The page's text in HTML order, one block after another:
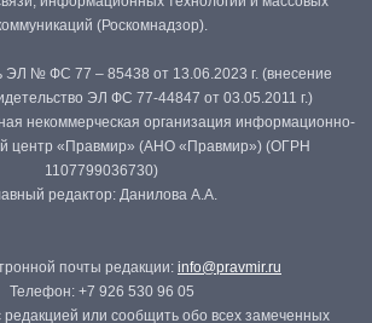
(Роскомнадзор).
ЭЛ № ФС 77 – 85438 от 13.06.2023 г. (внесение
ЭЛ ФС 77-44847 от 03.05.2011 г.)
некоммерческая организация информационно-
центр «Правмир» (АНО «Правмир») (ОГРН
1107799036730)
редактор: Данилова А.А.
почты редакции: info@pravmir.ru
Телефон: +7 926 530 96 05
редакцией или сообщить обо всех замеченных